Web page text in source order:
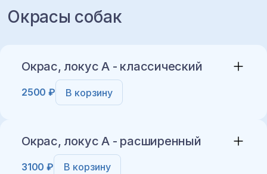
Окрасы собак
Окрас, локус A - классический
2500 ₽ В корзину
Окрас, локус A - расширенный
3100 ₽ В корзину